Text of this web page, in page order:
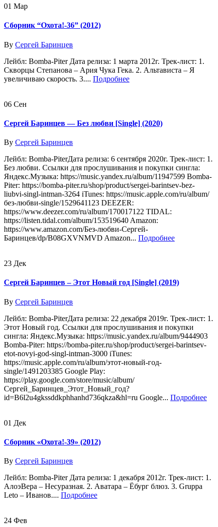
01 Мар
Сборник “Охота!-36” (2012)
By Сергей Баринцев
Лейбл: Bomba-Piter Дата релиза: 1 марта 2012г. Трек-лист: 1.
Скворцы Степанова – Ария Чука Гека. 2. Альтависта – Я
увеличиваю скорость. 3.... Подробнее
06 Сен
Сергей Баринцев — Без любви [Single] (2020)
By Сергей Баринцев
Лейбл: Bomba-PiterДата релиза: 6 сентября 2020г. Трек-лист: 1.
Без любви. Ссылки для прослушивания и покупки сингла:
Яндекс.Музыка: https://music.yandex.ru/album/11947599 Bomba-
Piter: https://bomba-piter.ru/shop/product/sergei-barintsev-bez-
liubvi-singl-intman-3264 iTunes: https://music.apple.com/ru/album/
без-любви-single/1529641123 DEEZER:
https://www.deezer.com/ru/album/170017122 TIDAL:
https://listen.tidal.com/album/153519640 Amazon:
https://www.amazon.com/Без-любви-Сергей-
Баринцев/dp/B08GXVNMVD Amazon... Подробнее
23 Дек
Сергей Баринцев – Этот Новый год [Single] (2019)
By Сергей Баринцев
Лейбл: Bomba-PiterДата релиза: 22 декабря 2019г. Трек-лист: 1.
Этот Новый год. Ссылки для прослушивания и покупки
сингла: Яндекс.Музыка: https://music.yandex.ru/album/9444903
Bomba-Piter: https://bomba-piter.ru/shop/product/sergei-barintsev-
etot-novyi-god-singl-intman-3000 iTunes:
https://music.apple.com/ru/album/этот-новый-год-
single/1491203385 Google Play:
https://play.google.com/store/music/album/
Сергей_Баринцев_Этот_Новый_год?
id=B6l2u4gkssddkphhanhd736qkza&hl=ru Google... Подробнее
01 Дек
Сборник «Охота!-39» (2012)
By Сергей Баринцев
Лейбл: Bomba-Piter Дата релиза: 1 декабря 2012г. Трек-лист: 1.
АлоэВера – Несуразная. 2. Аватара – Ёбург блюз. 3. Gruppa
Leto – Иванов.... Подробнее
24 Фев